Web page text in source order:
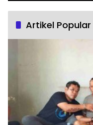
Artikel Popular